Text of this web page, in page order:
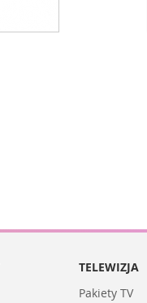
TELEWIZJA
Pakiety TV